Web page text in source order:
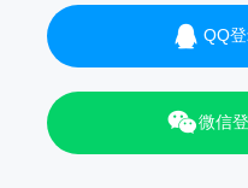
QQ
微信